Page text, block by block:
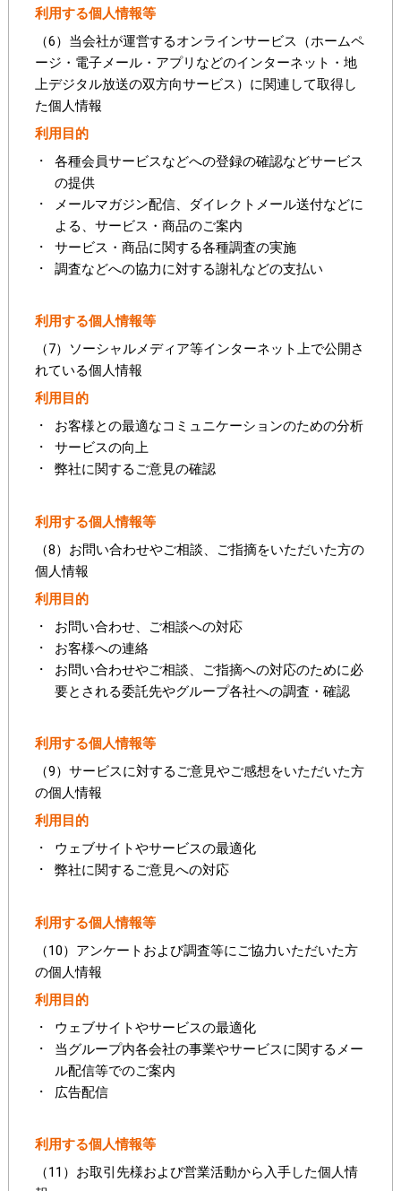
利用する個人情報等
（6）当会社が運営するオンラインサービス（ホームペ
ージ・電子メール・アプリなどのインターネット・地
上デジタル放送の双方向サービス）に関連して取得し
た個人情報
利用目的
各種会員サービスなどへの登録の確認などサービス
の提供
メールマガジン配信、ダイレクトメール送付などに
よる、サービス・商品のご案内
サービス・商品に関する各種調査の実施
調査などへの協力に対する謝礼などの支払い
利用する個人情報等
（7）ソーシャルメディア等インターネット上で公開さ
れている個人情報
利用目的
お客様との最適なコミュニケーションのための分析
サービスの向上
弊社に関するご意見の確認
利用する個人情報等
（8）お問い合わせやご相談、ご指摘をいただいた方の
個人情報
利用目的
お問い合わせ、ご相談への対応
お客様への連絡
お問い合わせやご相談、ご指摘への対応のために必
要とされる委託先やグループ各社への調査・確認
利用する個人情報等
（9）サービスに対するご意見やご感想をいただいた方
の個人情報
利用目的
ウェブサイトやサービスの最適化
弊社に関するご意見への対応
利用する個人情報等
（10）アンケートおよび調査等にご協力いただいた方
の個人情報
利用目的
ウェブサイトやサービスの最適化
当グループ内各会社の事業やサービスに関するメー
ル配信等でのご案内
広告配信
利用する個人情報等
（11）お取引先様および営業活動から入手した個人情